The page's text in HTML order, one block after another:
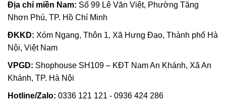
Địa chỉ miền Nam: Số 99 Lê Văn Việt, Phường Tăng
Nhơn Phú, TP. Hồ Chí Minh
ĐKKD: Xóm Ngang, Thôn 1, Xã Hưng Đạo, Thành phố Hà
Nội, Việt Nam
VPGD: Shophouse SH109 – KĐT Nam An Khánh, Xã An
Khánh, TP. Hà Nội
Hotline/Zalo: 0336 121 121 - 0936 424 286